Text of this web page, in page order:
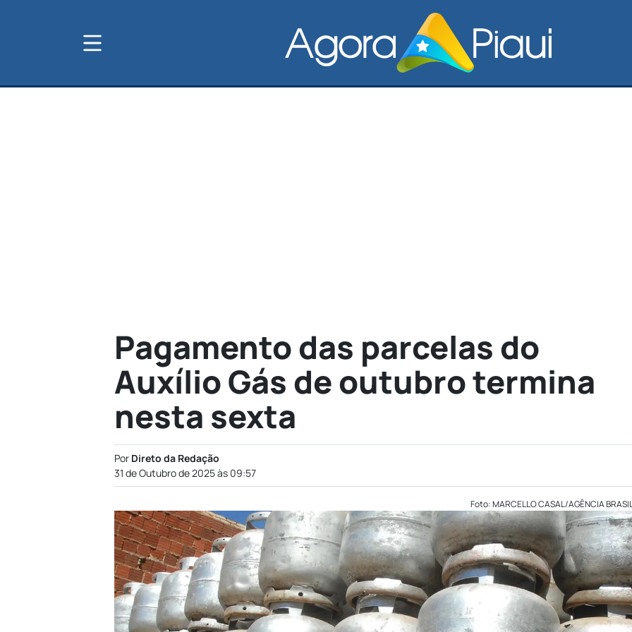
Pagamento das parcelas do
Auxílio Gás de outubro termina
nesta sexta
Por Direto da Redação
31 de Outubro de 2025 às 09:57
Foto: MARCELLO CASAL/AGÊNCIA